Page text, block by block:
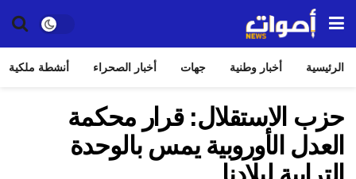
الرئيسية أخبار وطنية جهات أخبار الصحراء أنشطة ملكية
حزب الاستقلال: قرار محكمة
العدل الأوروبية يمس بالوحدة